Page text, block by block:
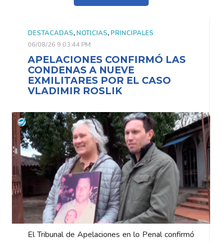
DESTACADAS, NOTICIAS, PRINCIPALES
06/08/26 9:03:44 PM
APELACIONES CONFIRMÓ LAS
CONDENAS A NUEVE
EXMILITARES POR EL CASO
VLADIMIR ROSLIK
El Tribunal de Apelaciones en lo Penal confirmó